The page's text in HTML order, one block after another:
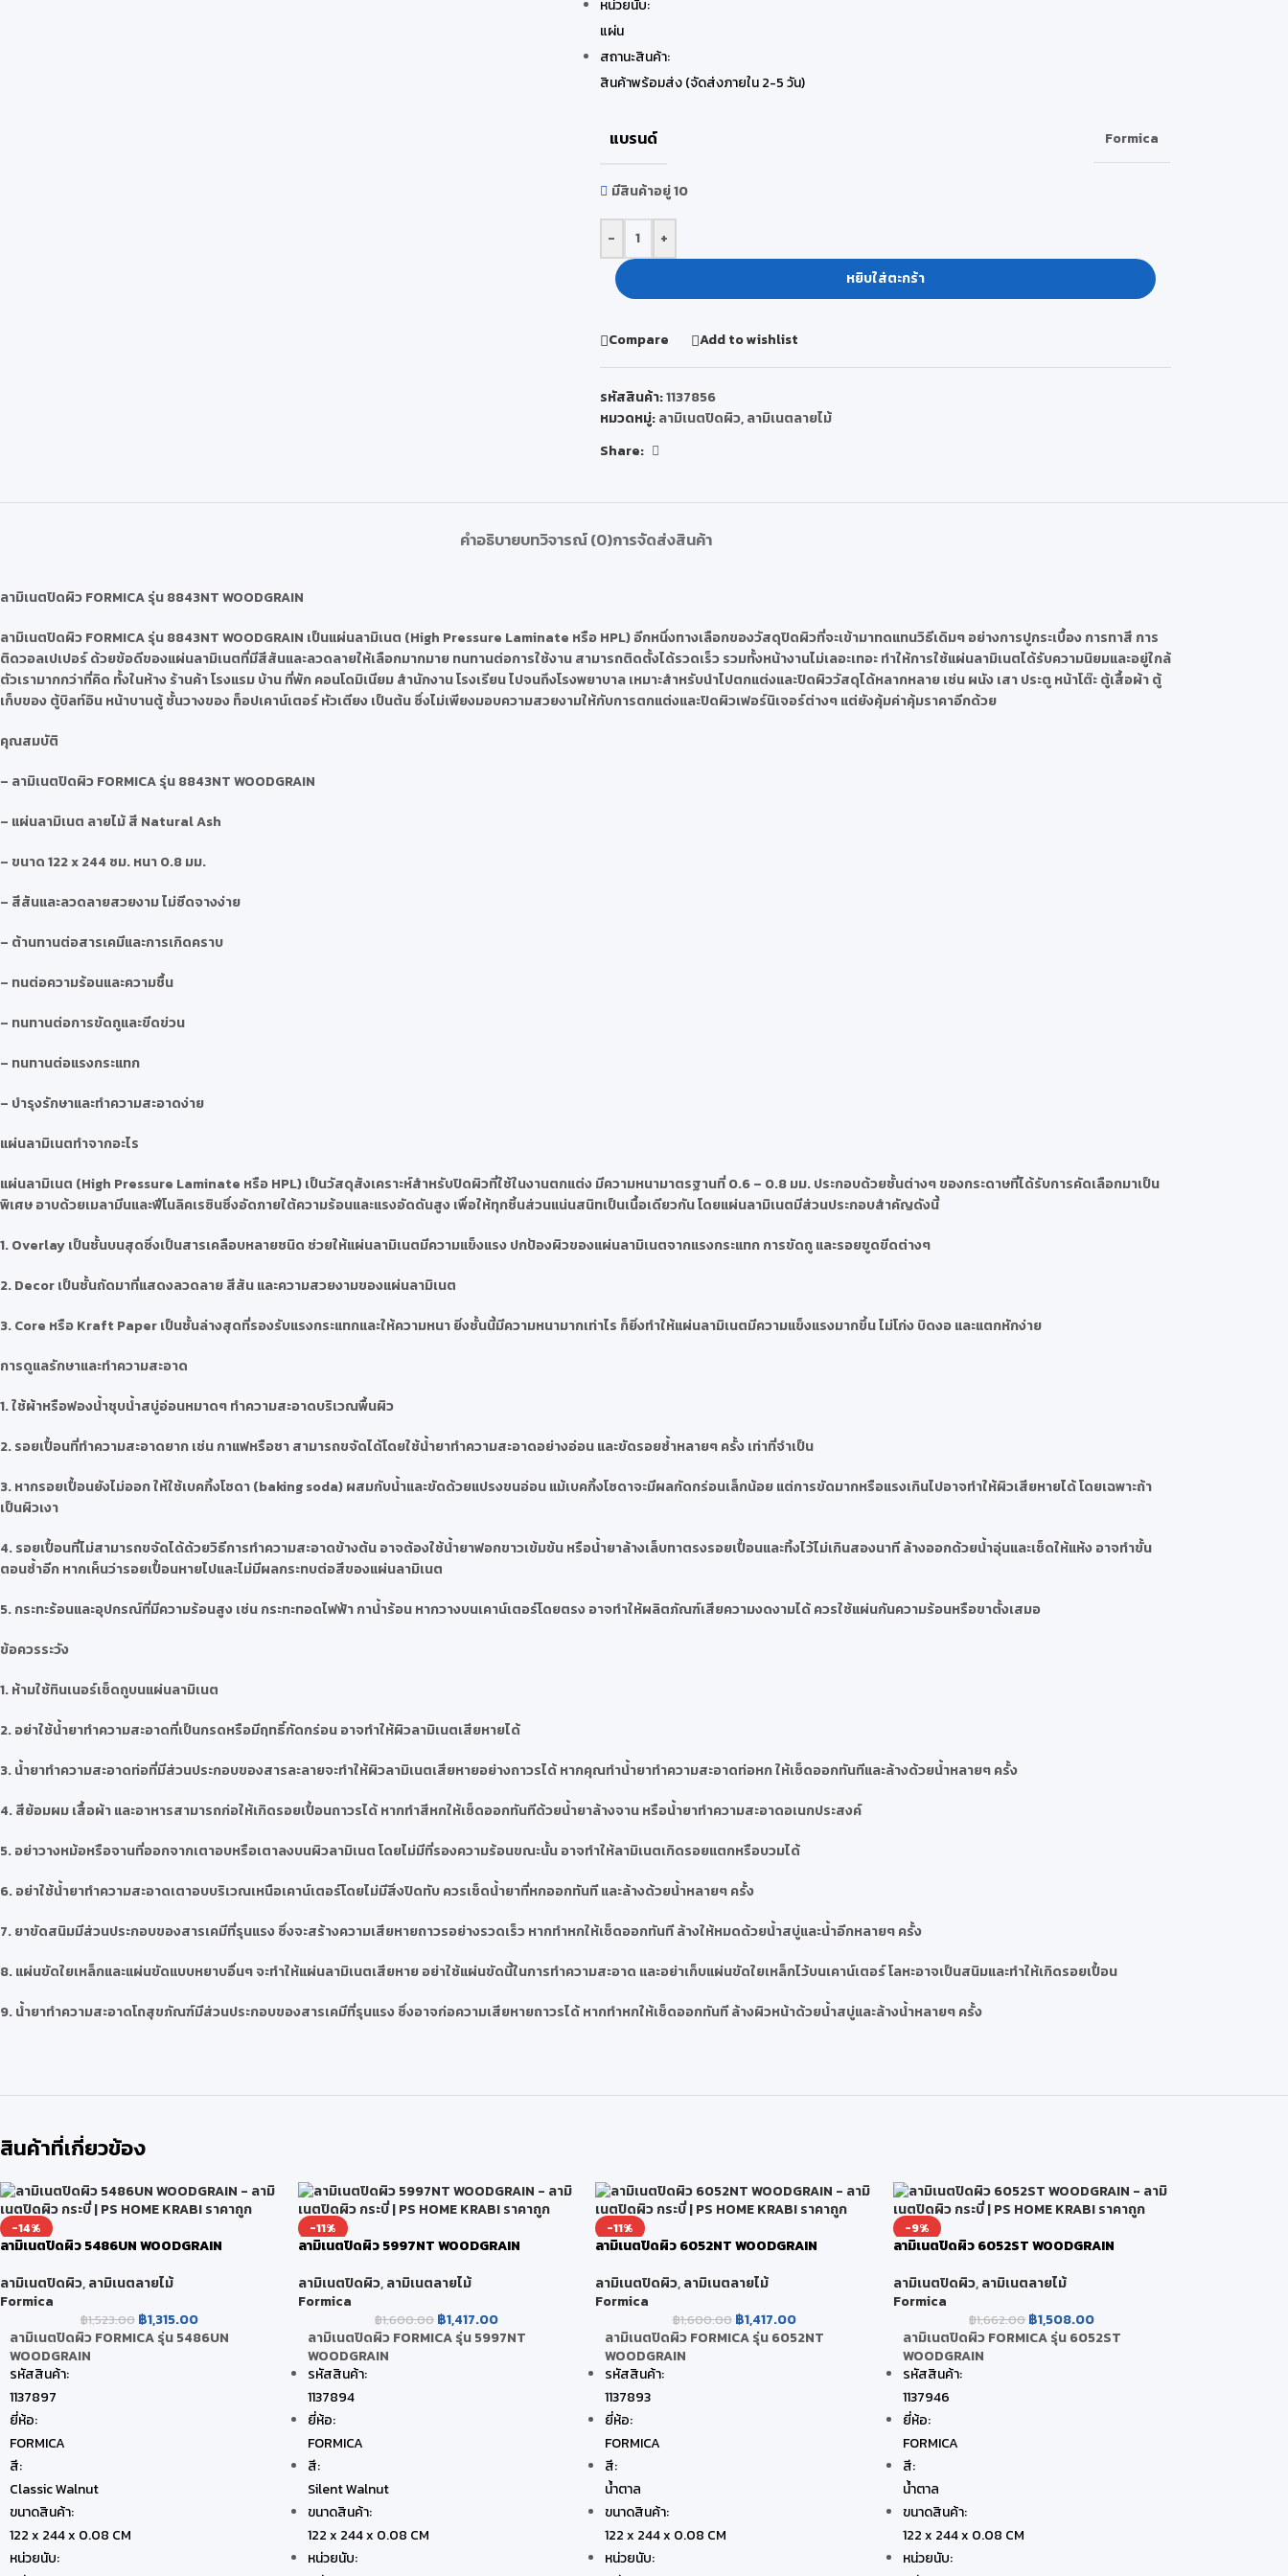
หน่วยนับ:
แผ่น
สถานะสินค้า:
สินค้าพร้อมส่ง (จัดส่งภายใน 2-5 วัน)
แบรนด์ Formica
มีสินค้าอยู่ 10
-
+
หยิบใส่ตะกร้า
Compare Add to wishlist
รหัสสินค้า:1137856
หมวดหมู่:ลามิเนตปิดผิว,ลามิเนตลายไม้
Share:
คำอธิบายบทวิจารณ์ (0)การจัดส่งสินค้า
ลามิเนตปิดผิวFORMICA รุ่น 8843NT WOODGRAIN
ลามิเนตปิดผิวFORMICA รุ่น 8843NT WOODGRAIN เป็นแผ่นลามิเนต (High Pressure Laminate หรือ HPL) อีกหนึ่งทางเลือกของวัสดุปิดผิวที่จะเข้ามาทดแทนวิธีเดิมๆ อย่างการปูกระเบื้อง การทาสี การ
ติดวอลเปเปอร์ ด้วยข้อดีของแผ่นลามิเนตที่มีสีสันและลวดลายให้เลือกมากมาย ทนทานต่อการใช้งาน สามารถติดตั้งได้รวดเร็ว รวมทั้งหน้างานไม่เลอะเทอะ ทำให้การใช้แผ่นลามิเนตได้รับความนิยมและอยู่ใกล้
ตัวเรามากกว่าที่คิด ทั้งในห้าง ร้านค้า โรงแรม บ้าน ที่พัก คอนโดมิเนียม สำนักงาน โรงเรียน ไปจนถึงโรงพยาบาล เหมาะสำหรับนำไปตกแต่งและปิดผิววัสดุได้หลากหลาย เช่น ผนัง เสา ประตู หน้าโต๊ะ ตู้เสื้อผ้า ตู้
เก็บของ ตู้บิลท์อิน หน้าบานตู้ ชั้นวางของ ท็อปเคาน์เตอร์ หัวเตียง เป็นต้น ซึ่งไม่เพียงมอบความสวยงามให้กับการตกแต่งและปิดผิวเฟอร์นิเจอร์ต่างๆ แต่ยังคุ้มค่าคุ้มราคาอีกด้วย
คุณสมบัติ
– ลามิเนตปิดผิว FORMICA รุ่น 8843NT WOODGRAIN
– แผ่นลามิเนต ลายไม้ สี Natural Ash
– ขนาด 122 x 244 ซม. หนา 0.8 มม.
– สีสันและลวดลายสวยงาม ไม่ซีดจางง่าย
– ต้านทานต่อสารเคมีและการเกิดคราบ
– ทนต่อความร้อนและความชื้น
– ทนทานต่อการขัดถูและขีดข่วน
– ทนทานต่อแรงกระแทก
– บำรุงรักษาและทำความสะอาดง่าย
แผ่นลามิเนตทำจากอะไร
แผ่นลามิเนต (High Pressure Laminate หรือ HPL) เป็นวัสดุสังเคราะห์สำหรับปิดผิวที่ใช้ในงานตกแต่ง มีความหนามาตรฐานที่ 0.6 – 0.8 มม. ประกอบด้วยชั้นต่างๆ ของกระดาษที่ได้รับการคัดเลือกมาเป็น
พิเศษ อาบด้วยเมลามีนและฟีโนลิคเรซินซึ่งอัดภายใต้ความร้อนและแรงอัดดันสูง เพื่อให้ทุกชิ้นส่วนแน่นสนิทเป็นเนื้อเดียวกัน โดยแผ่นลามิเนตมีส่วนประกอบสำคัญดังนี้
1. Overlay เป็นชั้นบนสุดซึ่งเป็นสารเคลือบหลายชนิด ช่วยให้แผ่นลามิเนตมีความแข็งแรง ปกป้องผิวของแผ่นลามิเนตจากแรงกระแทก การขัดถู และรอยขูดขีดต่างๆ
2. Decor เป็นชั้นถัดมาที่แสดงลวดลาย สีสัน และความสวยงามของแผ่นลามิเนต
3. Core หรือ Kraft Paper เป็นชั้นล่างสุดที่รองรับแรงกระแทกและให้ความหนา ยิ่งชั้นนี้มีความหนามากเท่าไร ก็ยิ่งทำให้แผ่นลามิเนตมีความแข็งแรงมากขึ้น ไม่โก่ง บิดงอ และแตกหักง่าย
การดูแลรักษาและทำความสะอาด
1. ใช้ผ้าหรือฟองน้ำชุบน้ำสบู่อ่อนหมาดๆ ทำความสะอาดบริเวณพื้นผิว
2. รอยเปื้อนที่ทำความสะอาดยาก เช่น กาแฟหรือชา สามารถขจัดได้โดยใช้น้ำยาทำความสะอาดอย่างอ่อน และขัดรอยซ้ำหลายๆ ครั้ง เท่าที่จำเป็น
3. หากรอยเปื้อนยังไม่ออก ให้ใช้เบคกิ้งโซดา (baking soda) ผสมกับน้ำและขัดด้วยแปรงขนอ่อน แม้เบคกิ้งโซดาจะมีผลกัดกร่อนเล็กน้อย แต่การขัดมากหรือแรงเกินไปอาจทำให้ผิวเสียหายได้ โดยเฉพาะถ้า
เป็นผิวเงา
4. รอยเปื้อนที่ไม่สามารถขจัดได้ด้วยวิธีการทำความสะอาดข้างต้น อาจต้องใช้น้ำยาฟอกขาวเข้มข้น หรือน้ำยาล้างเล็บทาตรงรอยเปื้อนและทิ้งไว้ไม่เกินสองนาที ล้างออกด้วยน้ำอุ่นและเช็ดให้แห้ง อาจทำขั้น
ตอนซ้ำอีก หากเห็นว่ารอยเปื้อนหายไปและไม่มีผลกระทบต่อสีของแผ่นลามิเนต
5. กระทะร้อนและอุปกรณ์ที่มีความร้อนสูง เช่น กระทะทอดไฟฟ้า กาน้ำร้อน หากวางบนเคาน์เตอร์โดยตรง อาจทำให้ผลิตภัณฑ์เสียความงดงามได้ ควรใช้แผ่นกันความร้อนหรือขาตั้งเสมอ
ข้อควรระวัง
1. ห้ามใช้ทินเนอร์เช็ดถูบนแผ่นลามิเนต
2. อย่าใช้น้ำยาทำความสะอาดที่เป็นกรดหรือมีฤทธิ์กัดกร่อน อาจทำให้ผิวลามิเนตเสียหายได้
3. น้ำยาทำความสะอาดท่อที่มีส่วนประกอบของสารละลายจะทำให้ผิวลามิเนตเสียหายอย่างถาวรได้ หากคุณทำน้ำยาทำความสะอาดท่อหก ให้เช็ดออกทันทีและล้างด้วยน้ำหลายๆ ครั้ง
4. สีย้อมผม เสื้อผ้า และอาหารสามารถก่อให้เกิดรอยเปื้อนถาวรได้ หากทำสีหกให้เช็ดออกทันทีด้วยน้ำยาล้างจาน หรือน้ำยาทำความสะอาดอเนกประสงค์
5. อย่าวางหม้อหรือจานที่ออกจากเตาอบหรือเตาลงบนผิวลามิเนต โดยไม่มีที่รองความร้อนขณะนั้น อาจทำให้ลามิเนตเกิดรอยแตกหรือบวมได้
6. อย่าใช้น้ำยาทำความสะอาดเตาอบบริเวณเหนือเคาน์เตอร์โดยไม่มีสิ่งปิดทับ ควรเช็ดน้ำยาที่หกออกทันที และล้างด้วยน้ำหลายๆ ครั้ง
7. ยาขัดสนิมมีส่วนประกอบของสารเคมีที่รุนแรง ซึ่งจะสร้างความเสียหายถาวรอย่างรวดเร็ว หากทำหกให้เช็ดออกทันที ล้างให้หมดด้วยน้ำสบู่และน้ำอีกหลายๆ ครั้ง
8. แผ่นขัดใยเหล็กและแผ่นขัดแบบหยาบอื่นๆ จะทำให้แผ่นลามิเนตเสียหาย อย่าใช้แผ่นขัดนี้ในการทำความสะอาด และอย่าเก็บแผ่นขัดใยเหล็กไว้บนเคาน์เตอร์ โลหะอาจเป็นสนิมและทำให้เกิดรอยเปื้อน
9. น้ำยาทำความสะอาดโถสุขภัณฑ์มีส่วนประกอบของสารเคมีที่รุนแรง ซึ่งอาจก่อความเสียหายถาวรได้ หากทำหกให้เช็ดออกทันที ล้างผิวหน้าด้วยน้ำสบู่และล้างน้ำหลายๆ ครั้ง
สินค้าที่เกี่ยวข้อง
-14%
ลามิเนตปิดผิว 5486UN WOODGRAIN
ลามิเนตปิดผิว,ลามิเนตลายไม้
Formica
฿1,523.00 ฿1,315.00
ลามิเนตปิดผิว FORMICA รุ่น 5486UN
WOODGRAIN
รหัสสินค้า:
1137897
ยี่ห้อ:
FORMICA
สี:
Classic Walnut
ขนาดสินค้า:
122 x 244 x 0.08 CM
หน่วยนับ:
-11%
ลามิเนตปิดผิว 5997NT WOODGRAIN
ลามิเนตปิดผิว, ลามิเนตลายไม้
Formica
฿1,600.00 ฿1,417.00
ลามิเนตปิดผิว FORMICA รุ่น 5997NT
WOODGRAIN
รหัสสินค้า:
1137894
ยี่ห้อ:
FORMICA
สี:
Silent Walnut
ขนาดสินค้า:
122 x 244 x 0.08 CM
หน่วยนับ:
-11%
ลามิเนตปิดผิว 6052NT WOODGRAIN
ลามิเนตปิดผิว,ลามิเนตลายไม้
Formica
฿1,600.00 ฿1,417.00
ลามิเนตปิดผิว FORMICA รุ่น 6052NT
WOODGRAIN
รหัสสินค้า:
1137893
ยี่ห้อ:
FORMICA
สี:
น้ำตาล
ขนาดสินค้า:
122 x 244 x 0.08 CM
หน่วยนับ:
-9%
ลามิเนตปิดผิว 6052ST WOODGRAIN
ลามิเนตปิดผิว, ลามิเนตลายไม้
Formica
฿1,662.00 ฿1,508.00
ลามิเนตปิดผิว FORMICA รุ่น 6052ST
WOODGRAIN
รหัสสินค้า:
1137946
ยี่ห้อ:
FORMICA
สี:
น้ำตาล
ขนาดสินค้า:
122 x 244 x 0.08 CM
หน่วยนับ: